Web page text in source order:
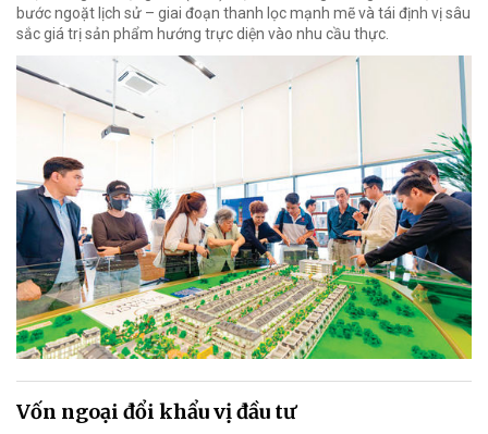
bước ngoặt lịch sử – giai đoạn thanh lọc mạnh mẽ và tái định vị sâu
sắc giá trị sản phẩm hướng trực diện vào nhu cầu thực.
Vốn ngoại đổi khẩu vị đầu tư